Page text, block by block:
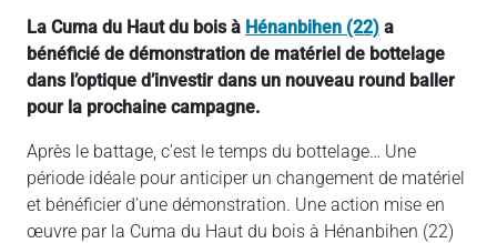
La Cuma du Haut du bois à Hénanbihen (22) a
bénéficié de démonstration de matériel de bottelage
dans l’optique d’investir dans un nouveau round baller
pour la prochaine campagne.
Après le battage, c’est le temps du bottelage… Une
période idéale pour anticiper un changement de matériel
et bénéficier d’une démonstration. Une action mise en
œuvre par la Cuma du Haut du bois à Hénanbihen (22)